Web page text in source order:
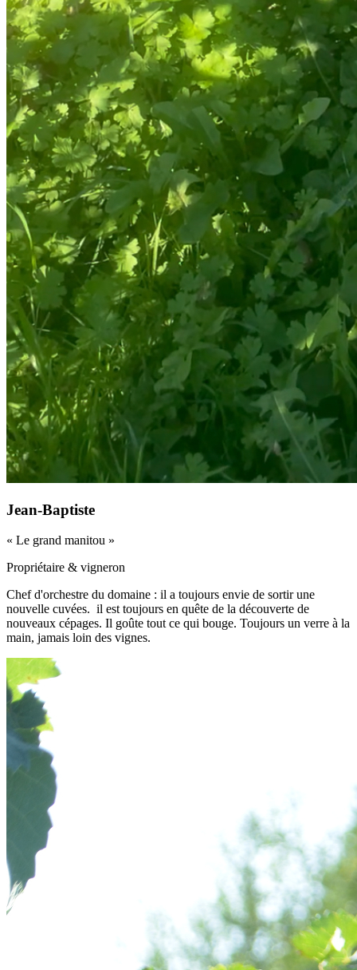
Jean-Baptiste
« Le grand manitou »
Propriétaire & vigneron
Chef d'orchestre du domaine : il a toujours envie de sortir une
nouvelle cuvées. il est toujours en quête de la découverte de
nouveaux cépages. Il goûte tout ce qui bouge. Toujours un verre à la
main, jamais loin des vignes.